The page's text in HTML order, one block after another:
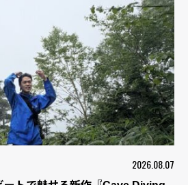
2026.08.07